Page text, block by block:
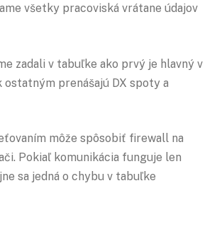
všetky pracoviská vrátane údajov
zadali v tabuľke ako prvý je hlavný v
ostatným prenášajú DX spoty a
môže spôsobiť firewall na
Pokiaľ komunikácia funguje len
sa jedná o chybu v tabuľke